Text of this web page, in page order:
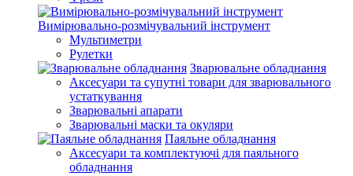
Вимірювально-розмічувальний інструмент
Мультиметри
Рулетки
Зварювальне обладнання
Аксесуари та супутні товари для зварювального
устаткування
Зварювальні апарати
Зварювальні маски та окуляри
Паяльне обладнання
Аксесуари та комплектуючі для паяльного
обладнання